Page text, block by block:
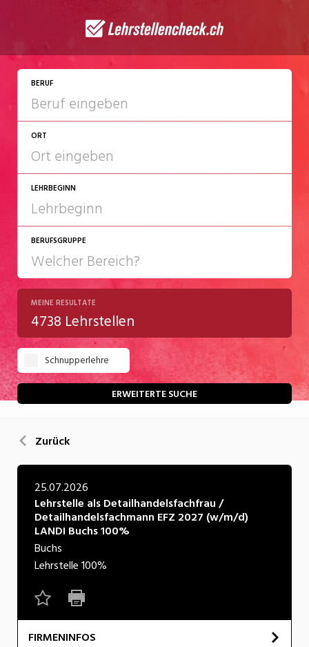
BERUF
ORT
LEHRBEGINN
2027
2028
BERUFSGRUPPE
Chemie/Pharma
Gastgewerbe
Gesundheit/Pflege/Soziales
Handwerk/Technik
Kultur
Natur
Verkehr/Logistik
Wirtschaft/Verwaltung
MEINE RESULTATE
4738 Lehrstellen
Schnupperlehre
ERWEITERTE SUCHE
Zurück
25.07.2026
Lehrstelle als Detailhandelsfachfrau /
Detailhandelsfachmann EFZ 2027 (w/m/d)
LANDI Buchs 100%
Buchs
Lehrstelle100%
FIRMENINFOS